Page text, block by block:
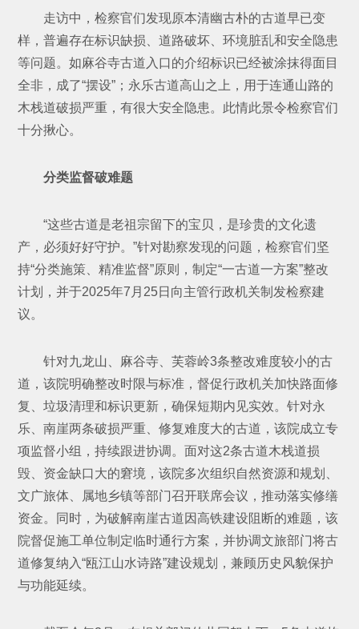
走访中，检察官们发现原本清幽古朴的古道早已变
样，普遍存在标识缺损、道路破坏、环境脏乱和安全隐患
等问题。如麻谷寺古道入口的介绍标识已经被涂抹得面目
全非，成了“摆设”；永乐古道高山之上，用于连通山路的
木栈道破损严重，有很大安全隐患。此情此景令检察官们
十分揪心。
分类监督破难题
“这些古道是老祖宗留下的宝贝，是珍贵的文化遗
产，必须好好守护。”针对勘察发现的问题，检察官们坚
持“分类施策、精准监督”原则，制定“一古道一方案”整改
计划，并于2025年7月25日向主管行政机关制发检察建
议。
针对九龙山、麻谷寺、芙蓉岭3条整改难度较小的古
道，该院明确整改时限与标准，督促行政机关加快路面修
复、垃圾清理和标识更新，确保短期内见实效。针对永
乐、南崖两条破损严重、修复难度大的古道，该院成立专
项监督小组，持续跟进协调。面对这2条古道木栈道损
毁、资金缺口大的窘境，该院多次组织自然资源和规划、
文广旅体、属地乡镇等部门召开联席会议，推动落实修缮
资金。同时，为破解南崖古道因高铁建设阻断的难题，该
院督促施工单位制定临时通行方案，并协调文旅部门将古
道修复纳入“瓯江山水诗路”建设规划，兼顾历史风貌保护
与功能延续。